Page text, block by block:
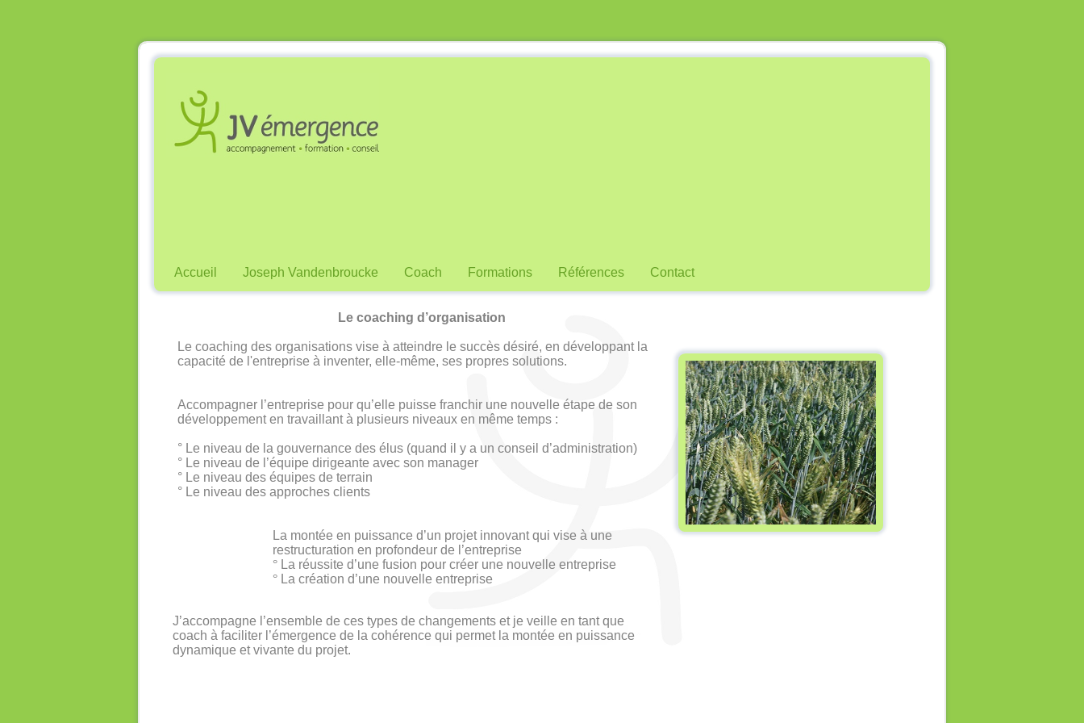
Accueil Joseph Vandenbroucke Coach Formations Références Contact
Le coaching d’organisation
Le coaching des organisations vise à atteindre le succès désiré, en développant la
capacité de l'entreprise à inventer, elle-même, ses propres solutions.
Accompagner l’entreprise pour qu’elle puisse franchir une nouvelle étape de son
développement en travaillant à plusieurs niveaux en même temps :
° Le niveau de la gouvernance des élus (quand il y a un conseil d’administration)
° Le niveau de l’équipe dirigeante avec son manager
° Le niveau des équipes de terrain
° Le niveau des approches clients
La montée en puissance d’un projet innovant qui vise à une
restructuration en profondeur de l’entreprise
° La réussite d’une fusion pour créer une nouvelle entreprise
° La création d’une nouvelle entreprise
J’accompagne l’ensemble de ces types de changements et je veille en tant que
coach à faciliter l’émergence de la cohérence qui permet la montée en puissance
dynamique et vivante du projet.